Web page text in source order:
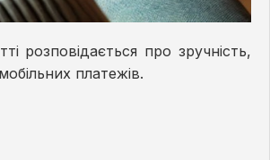
розповідається про зручність,
платежів.